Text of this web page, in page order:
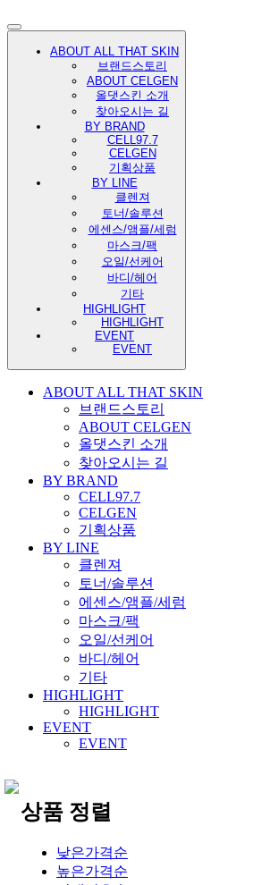
ABOUT ALL THAT SKIN
브랜드스토리
ABOUT CELGEN
올댓스킨 소개
찾아오시는 길
BY BRAND
CELL97.7
CELGEN
기획상품
BY LINE
클렌져
토너/솔루션
에센스/앰플/세럼
마스크/팩
오일/선케어
바디/헤어
기타
HIGHLIGHT
HIGHLIGHT
EVENT
EVENT
ABOUT ALL THAT SKIN
브랜드스토리
ABOUT CELGEN
올댓스킨 소개
찾아오시는 길
BY BRAND
CELL97.7
CELGEN
기획상품
BY LINE
클렌져
토너/솔루션
에센스/앰플/세럼
마스크/팩
오일/선케어
바디/헤어
기타
HIGHLIGHT
HIGHLIGHT
EVENT
EVENT
상품 정렬
낮은가격순
높은가격순